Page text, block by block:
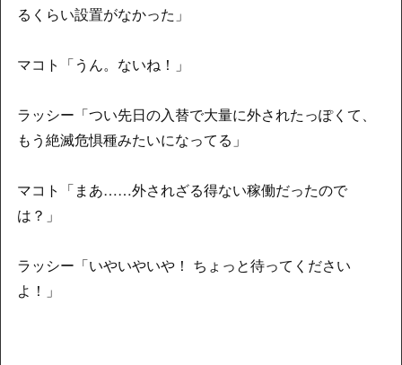
るくらい設置がなかった」
マコト「うん。ないね！」
ラッシー「つい先日の入替で大量に外されたっぽくて、
もう絶滅危惧種みたいになってる」
マコト「まあ……外されざる得ない稼働だったので
は？」
ラッシー「いやいやいや！ ちょっと待ってください
よ！」